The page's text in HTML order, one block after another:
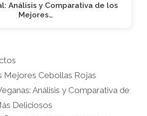
Análisis y Comparativa de los
Mejores…
Mejores Cebollas Rojas
Análisis y Comparativa de
Deliciosos